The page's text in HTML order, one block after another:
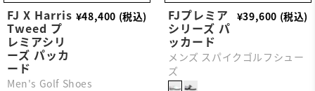
FJ X Harris
Tweed プ
レミアシリ
ーズ パッカ
ード
Men's Golf Shoes
¥48,400 (税込)
FJプレミア
シリーズ パ
ッカード
メンズ スパイクゴルフシュー
ズ
¥39,600 (税込)